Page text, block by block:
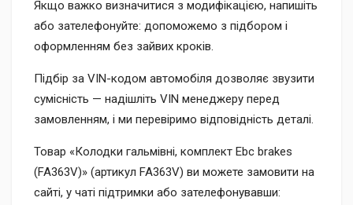
Якщо важко визначитися з модифікацією, напишіть
або зателефонуйте: допоможемо з підбором і
оформленням без зайвих кроків.
Підбір за VIN-кодом автомобіля дозволяє звузити
сумісність — надішліть VIN менеджеру перед
замовленням, і ми перевіримо відповідність деталі.
Товар «Колодки гальмівні, комплект Ebc brakes
(FA363V)» (артикул FA363V) ви можете замовити на
сайті, у чаті підтримки або зателефонувавши: